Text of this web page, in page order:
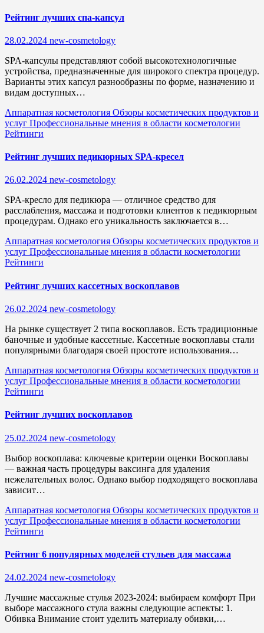
Рейтинг лучших спа-капсул
28.02.2024 new-cosmetology
SPA-капсулы представляют собой высокотехнологичные
устройства, предназначенные для широкого спектра процедур.
Варианты этих капсул разнообразны по форме, назначению и
видам доступных…
Аппаратная косметология Обзоры косметических продуктов и
услуг Профессиональные мнения в области косметологии
Рейтинги
Рейтинг лучших педикюрных SPA-кресел
26.02.2024 new-cosmetology
SPA-кресло для педикюра — отличное средство для
расслабления, массажа и подготовки клиентов к педикюрным
процедурам. Однако его уникальность заключается в…
Аппаратная косметология Обзоры косметических продуктов и
услуг Профессиональные мнения в области косметологии
Рейтинги
Рейтинг лучших кассетных воскоплавов
26.02.2024 new-cosmetology
На рынке существует 2 типа воскоплавов. Есть традиционные
баночные и удобные кассетные. Кассетные воскоплавы стали
популярными благодаря своей простоте использования…
Аппаратная косметология Обзоры косметических продуктов и
услуг Профессиональные мнения в области косметологии
Рейтинги
Рейтинг лучших воскоплавов
25.02.2024 new-cosmetology
Выбор воскоплава: ключевые критерии оценки Воскоплавы
— важная часть процедуры ваксинга для удаления
нежелательных волос. Однако выбор подходящего воскоплава
зависит…
Аппаратная косметология Обзоры косметических продуктов и
услуг Профессиональные мнения в области косметологии
Рейтинги
Рейтинг 6 популярных моделей стульев для массажа
24.02.2024 new-cosmetology
Лучшие массажные стулья 2023-2024: выбираем комфорт При
выборе массажного стула важны следующие аспекты: 1.
Обивка Внимание стоит уделить материалу обивки,…